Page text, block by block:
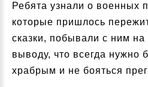
Ребята узнали о военных
которые пришлось
сказки, побывали с ним
выводу, что всегда нужно
храбрым и не бояться